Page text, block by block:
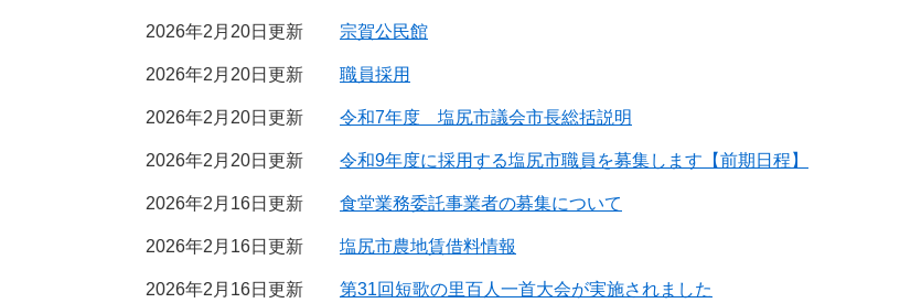
2026年2月20日更新 宗賀公民館
2026年2月20日更新 職員採用
2026年2月20日更新 令和7年度 塩尻市議会市長総括説明
2026年2月20日更新 令和9年度に採用する塩尻市職員を募集します【前期日程】
2026年2月16日更新 食堂業務委託事業者の募集について
2026年2月16日更新 塩尻市農地賃借料情報
2026年2月16日更新 第31回短歌の里百人一首大会が実施されました